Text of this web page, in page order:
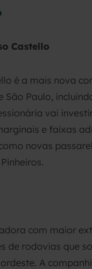
Castello
é a mais nova
Paulo,
vai
e faixas
novas
com maior
de rodovias que
A